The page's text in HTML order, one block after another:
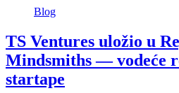
Blog
TS Ventures uložio u
Mindsmiths — vodeće
startape